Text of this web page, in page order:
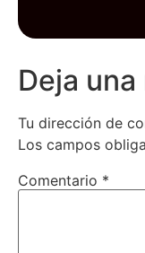
Deja
Tu dirección de
Los campos
Comentario *